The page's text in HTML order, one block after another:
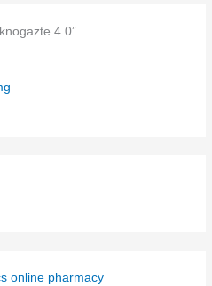
4.0”
online pharmacy